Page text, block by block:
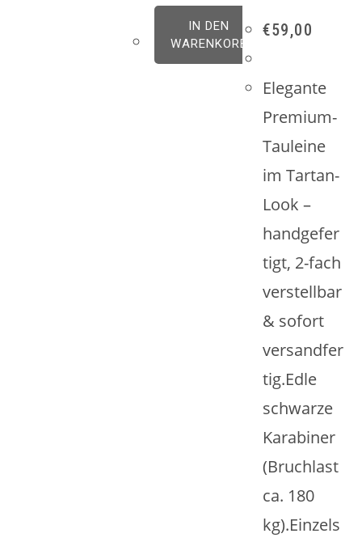
IN DEN
WARENKORB
€59,00
Elegante
Premium-
Tauleine
im Tartan-
Look –
handgefer
tigt, 2-fach
verstellbar
& sofort
versandfer
tig.Edle
schwarze
Karabiner
(Bruchlast
ca. 180
kg).Einzels